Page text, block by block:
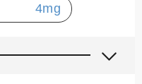
4mg